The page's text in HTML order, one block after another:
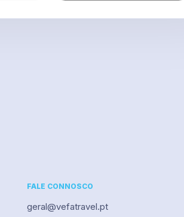
FALE CONNOSCO
geral@vefatravel.pt